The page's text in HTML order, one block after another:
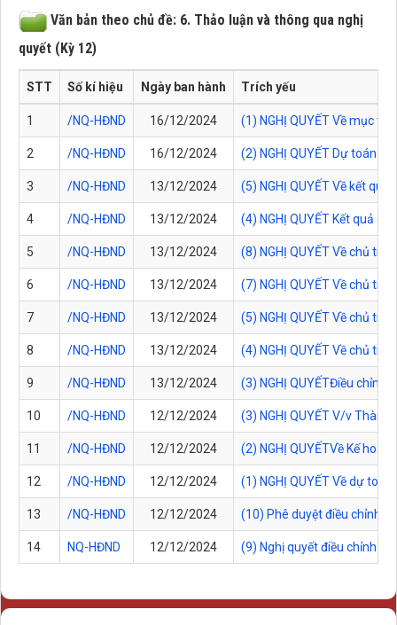
Văn bản theo chủ đề: 6. Thảo luận và thông qua nghị
quyết (Kỳ 12)
STT Số kí hiệu Ngày ban hành Trích yếu
1 /NQ-HĐND 16/12/2024 (1) NGHỊ QUYẾT Về mục
2 /NQ-HĐND 16/12/2024 (2) NGHỊ QUYẾT Dự toán
3 /NQ-HĐND 13/12/2024 (5) NGHỊ QUYẾT Về kết
4 /NQ-HĐND 13/12/2024 (4) NGHỊ QUYẾT Kết quả
5 /NQ-HĐND 13/12/2024 (8) NGHỊ QUYẾT Về chủ
6 /NQ-HĐND 13/12/2024 (7) NGHỊ QUYẾT Về chủ
7 /NQ-HĐND 13/12/2024 (5) NGHỊ QUYẾT Về chủ
8 /NQ-HĐND 13/12/2024 (4) NGHỊ QUYẾT Về chủ
9 /NQ-HĐND 13/12/2024 (3) NGHỊ QUYẾTĐiều
10 /NQ-HĐND 12/12/2024 (3) NGHỊ QUYẾT V/v
11 /NQ-HĐND 12/12/2024 (2) NGHỊ QUYẾTVề Kế
12 /NQ-HĐND 12/12/2024 (1) NGHỊ QUYẾT Về dự
13 /NQ-HĐND 12/12/2024 (10) Phê duyệt điều chỉnh
14 NQ-HĐND 12/12/2024 (9) Nghị quyết điều chỉnh